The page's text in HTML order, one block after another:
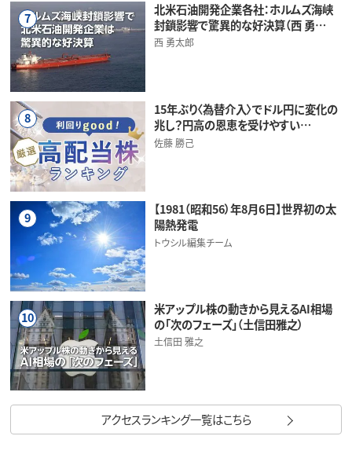
7
北米石油開発企業各社：ホルムズ海峡
封鎖影響で驚異的な好決算（西 勇…
西 勇太郎
8
15年ぶり〈為替介入〉でドル円に変化の
兆し？円高の恩恵を受けやすい…
佐藤 勝己
9
【1981（昭和56）年8月6日】世界初の太
陽熱発電
トウシル編集チーム
10
米アップル株の動きから見えるAI相場
の「次のフェーズ」（土信田雅之）
土信田 雅之
アクセスランキング一覧はこちら